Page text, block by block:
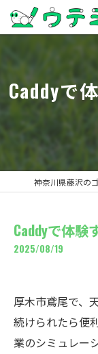
Caddyで
Caddyで体験
2025/08/19
厚木市鳶尾で、
続けられたら便
業のシミュレー